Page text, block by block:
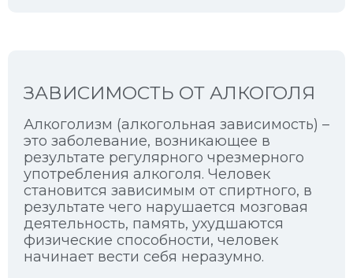
ЗАВИСИМОСТЬ ОТ АЛКОГОЛЯ
Алкоголизм (алкогольная зависимость) –
это заболевание, возникающее в
результате регулярного чрезмерного
употребления алкоголя. Человек
становится зависимым от спиртного, в
результате чего нарушается мозговая
деятельность, память, ухудшаются
физические способности, человек
начинает вести себя неразумно.